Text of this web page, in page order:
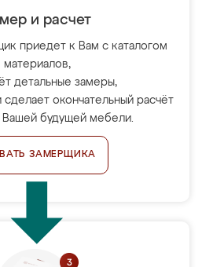
и расчет
приедет к Вам с каталогом
материалов,
детальные замеры,
сделает окончательный расчёт
Вашей будущей мебели.
ЗАМЕРЩИКА